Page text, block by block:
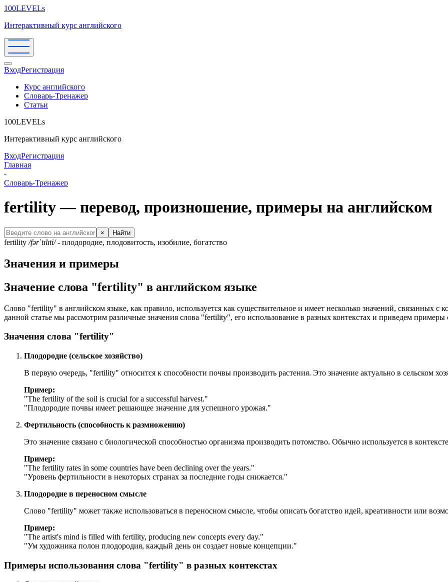
100LEVELs
Интерактивный курс английского
ВходРегистрация
Курс английского
Словарь-Тренажер
Статьи
100LEVELs
Интерактивный курс английского
ВходРегистрация
Главная
-
Словарь-Тренажер
fertility — перевод, произношение, примеры на английском
× Найти
fertility /fərˈtɪlɪti/- плодородие, плодовитость, изобилие, богатство
Значения и примеры
Значение слова "fertility" в английском языке
Слово "fertility" в английском языке, как правило, используется как существительное и имеет несколько значений, связанных
данной статье мы рассмотрим различные значения слова "fertility", его использование в разных контекстах и приведем примеры
Значения слова "fertility"
Плодородие (сельское хозяйство)
В первую очередь, "fertility" относится к способности почвы производить растения. Это значение актуально в сельском
Пример:
"The fertility of the soil is crucial for a successful harvest."
"Плодородие почвы имеет решающее значение для успешного урожая."
Фертильность (способность к размножению)
Это значение связано с биологической способностью организма производить потомство. Обычно используется в
Пример:
"The fertility rates in some countries have been declining over the years."
"Уровень фертильности в некоторых странах за последние годы снижается."
Плодородие в переносном смысле
Слово "fertility" может также использоваться в переносном смысле, чтобы описать богатство идей, креативности или
Пример:
"The artist's mind is filled with fertility, producing new concepts every day."
"Ум художника полон плодородия, каждый день он создает новые концепции."
Примеры использования слова "fertility" в разных контекстах